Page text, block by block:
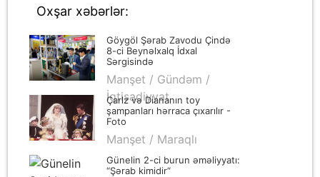
Oxşar xəbərlər:
Göygöl Şərab Zavodu Çində
8-ci Beynəlxalq İdxal
Sərgisində
Manşet / Gündəm /
İqtisadiyyat
Çarlz və Diananın toy
şampanları hərraca çıxarılır -
Foto
Manşet / Maraqlı
Günelin 2-ci burun əməliyyatı:
“Şərab kimidir“